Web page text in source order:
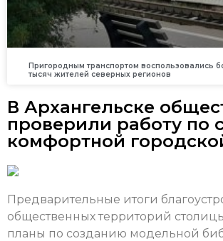
Пригородным транспортом воспользовались
тысяч жителей северных регионов
В Архангельске
проверили работу по
комфортной
Предварительные итоги
общественных территорий
планы по созданию модельной